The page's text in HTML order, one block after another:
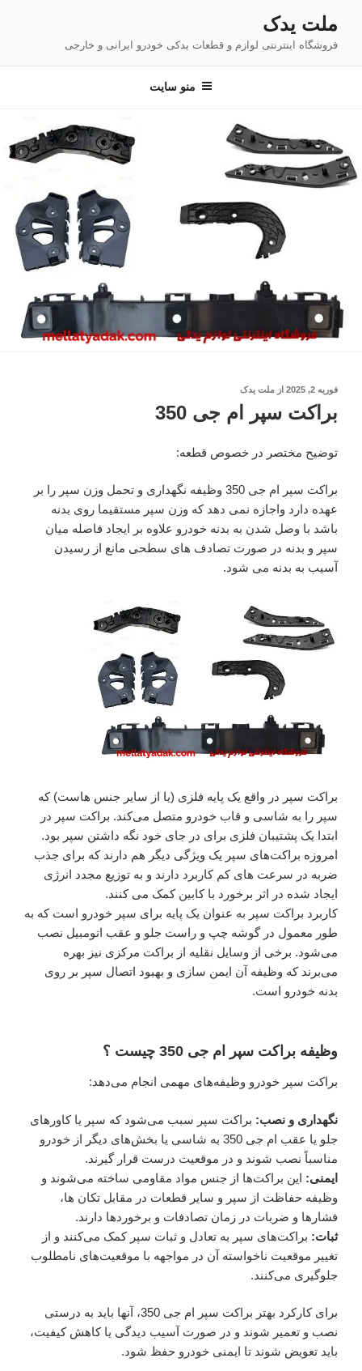
محتوا
ملت یدک
فروشگاه اینترنتی لوازم و قطعات یدکی خودرو ایرانی و خارجی
منو سایت
نوشته‌شده
فوریه 2, 2025 از ملت یدک
براکت سپر ام جی 350
توضیح مختصر در خصوص قطعه:
براکت سپر ام جی 350 وظیفه نگهداری و تحمل وزن سپر را بر
عهده دارد واجازه نمی دهد که وزن سپر مستقیما روی بدنه
باشد با وصل شدن به بدنه خودرو علاوه بر ایجاد فاصله میان
سپر و بدنه در صورت تصادف های سطحی مانع از رسیدن
آسیب به بدنه می شود.
براکت سپر در واقع یک پایه فلزی (یا از سایر جنس هاست) که
سپر را به شاسی و قاب خودرو متصل می‌کند. براکت سپر در
ابتدا یک پشتیبان فلزی برای در جای خود نگه داشتن سپر بود.
امروزه براکت‌های سپر یک ویژگی دیگر هم دارند که برای جذب
ضربه در سرعت های کم کاربرد دارند و به توزیع مجدد انرژی
ایجاد شده در اثر برخورد با کابین کمک می کنند.
کاربرد براکت سپر به عنوان یک پایه برای سپر خودرو است که به
طور معمول در گوشه چپ و راست جلو و عقب اتومبیل نصب
می‌شود. برخی از وسایل نقلیه از براکت مرکزی نیز بهره
می‌برند که وظیفه آن ایمن سازی و بهبود اتصال سپر بر روی
بدنه خودرو است.
وظیفه براکت سپر ام جی 350 چیست ؟
براکت سپر خودرو وظیفه‌های مهمی انجام می‌دهد:
نگهداری و نصب: براکت سپر سبب می‌شود که سپر یا کاورهای
جلو یا عقب ام جی 350 به شاسی یا بخش‌های دیگر از خودرو
مناسباً نصب شوند و در موقعیت درست قرار گیرند.
ایمنی: این براکت‌ها از جنس مواد مقاومی ساخته می‌شوند و
وظیفه حفاظت از سپر و سایر قطعات در مقابل تکان ها،
فشارها و ضربات در زمان تصادفات و برخوردها دارند.
ثبات: براکت‌های سپر به تعادل و ثبات سپر کمک می‌کنند و از
تغییر موقعیت ناخواسته آن در مواجهه با موقعیت‌های نامطلوب
جلوگیری می‌کنند.
برای کارکرد بهتر براکت سپر ام جی 350، آنها باید به درستی
نصب و تعمیر شوند و در صورت آسیب دیدگی یا کاهش کیفیت،
باید تعویض شوند تا ایمنی خودرو حفظ شود.